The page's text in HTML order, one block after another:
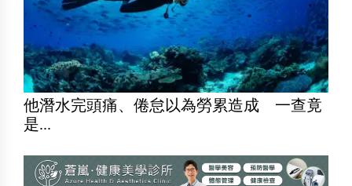
他潛水完頭痛、倦怠以為勞累造成 一查竟
是...